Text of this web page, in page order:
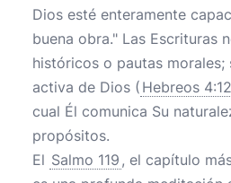
Dios esté enteramente
buena obra." Las Escrituras
históricos o pautas morales;
activa de Dios ( Hebreos 4:12
cual Él comunica Su
propósitos.
El Salmo 119 , el capítulo